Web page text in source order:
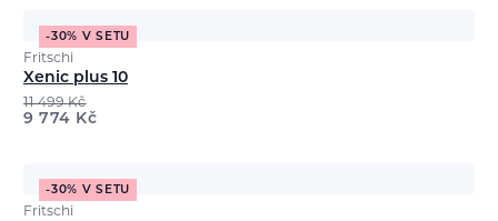
-30% V SETU
Fritschi
Xenic plus 10
11 499Kč
9 774 Kč
-30% V SETU
Fritschi